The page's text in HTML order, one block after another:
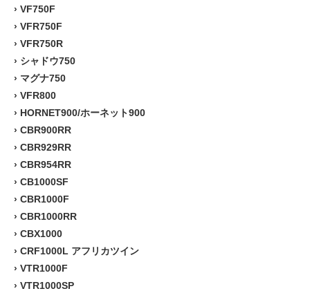
› VF750F
› VFR750F
› VFR750R
› シャドウ750
› マグナ750
› VFR800
› HORNET900/ホーネット900
› CBR900RR
› CBR929RR
› CBR954RR
› CB1000SF
› CBR1000F
› CBR1000RR
› CBX1000
› CRF1000L アフリカツイン
› VTR1000F
› VTR1000SP